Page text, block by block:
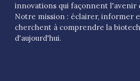
innovations qui façonnent l'avenir
Notre mission : éclairer, informer
cherchent à comprendre la
d'aujourd'hui.